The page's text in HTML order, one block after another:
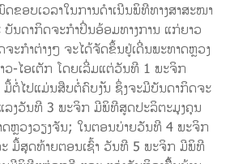
ຂອບເວລາໃນການດໍາເນີນພິທີທາງສາສະໜາ
ບັນດາກິດຈະກໍາປິ່ນອ້ອມທາງການ ແກ່ຍາວ
ະກໍາຕ່າງໆ ຈະໄດ້ຈັດຂຶ້ນຢູ່ເດີ່ນພະທາດຫຼວງ
ວ-ໄອເຕັກ ໂດຍເລີ່ມແຕ່ວັນທີ 1 ພະຈິກ
ມື້ຕໍ່ໄປແມ່ນສືບຕໍ່ຄົບງັນ ຊຶ່ງຈະມີບັນດາກິດຈະ
ລງວັນທີ 3 ພະຈິກ ມີພິທີສູດປະລິຕະມຸງຄຸນ
ຫຼວງວຽງຈັນ; ໃນຕອນບ່າຍວັນທີ 4 ພະຈິກ
ະ ມື້ສຸດທ້າຍຕອນເຊົ້າ ວັນທີ 5 ພະຈິກ ມີພິທີ